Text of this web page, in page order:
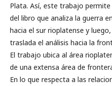
Plata. Así, este trabajo
del libro que analiza la guerra
hacia el sur rioplatense y
traslada el análisis hacia la
El trabajo ubica al área
de una extensa área de
En lo que respecta a las